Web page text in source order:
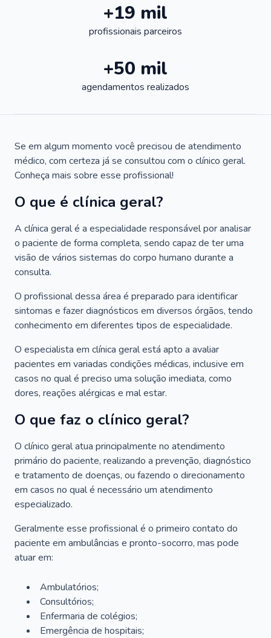
+19 mil
profissionais parceiros
+50 mil
agendamentos realizados
Se em algum momento você precisou de atendimento
médico, com certeza já se consultou com o clínico geral.
Conheça mais sobre esse profissional!
O que é clínica geral?
A clínica geral é a especialidade responsável por analisar
o paciente de forma completa, sendo capaz de ter uma
visão de vários sistemas do corpo humano durante a
consulta.
O profissional dessa área é preparado para identificar
sintomas e fazer diagnósticos em diversos órgãos, tendo
conhecimento em diferentes tipos de especialidade.
O especialista em clínica geral está apto a avaliar
pacientes em variadas condições médicas, inclusive em
casos no qual é preciso uma solução imediata, como
dores, reações alérgicas e mal estar.
O que faz o clínico geral?
O clínico geral atua principalmente no atendimento
primário do paciente, realizando a prevenção, diagnóstico
e tratamento de doenças, ou fazendo o direcionamento
em casos no qual é necessário um atendimento
especializado.
Geralmente esse profissional é o primeiro contato do
paciente em ambulâncias e pronto-socorro, mas pode
atuar em:
Ambulatórios;
Consultórios;
Enfermaria de colégios;
Emergência de hospitais;